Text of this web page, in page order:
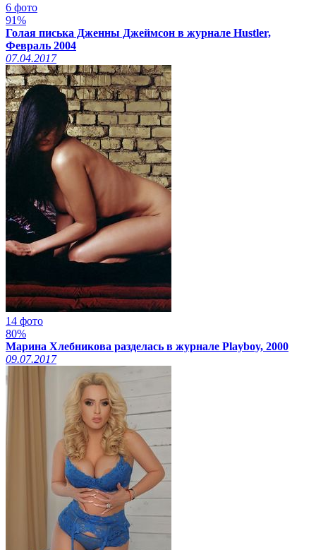
6 фото
91%
Голая писька Дженны Джеймсон в журнале Hustler,
Февраль 2004
07.04.2017
14 фото
80%
Марина Хлебникова разделась в журнале Playboy, 2000
09.07.2017